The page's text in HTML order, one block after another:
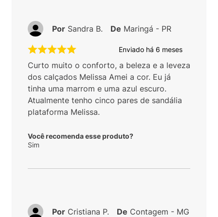
Enviado há 6 meses
Curto muito o conforto, a beleza e a leveza
dos calçados Melissa Amei a cor. Eu já
tinha uma marrom e uma azul escuro.
Atualmente tenho cinco pares de sandália
plataforma Melissa.
Você recomenda esse produto?
Sim
Por Sandra B. De Maringá - PR
Por Cristiana P. De Contagem - MG